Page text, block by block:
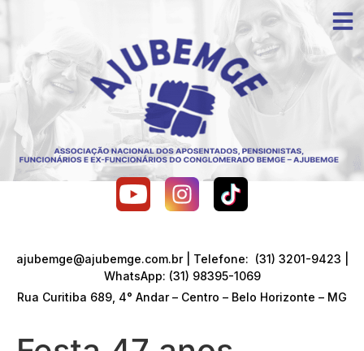
ajubemge@ajubemge.com.br | Telefone: (31) 3201-9423 |
WhatsApp: (31) 98395-1069
Rua Curitiba 689, 4° Andar – Centro – Belo Horizonte – MG